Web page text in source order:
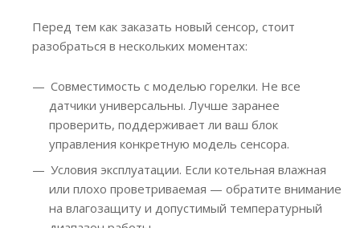
Перед тем как заказать новый сенсор, стоит
разобраться в нескольких моментах:
Совместимость с моделью горелки. Не все
датчики универсальны. Лучше заранее
проверить, поддерживает ли ваш блок
управления конкретную модель сенсора.
Условия эксплуатации. Если котельная влажная
или плохо проветриваемая — обратите внимание
на влагозащиту и допустимый температурный